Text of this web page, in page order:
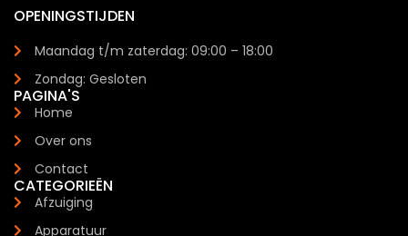
OPENINGSTIJDEN
Maandag t/m zaterdag: 09:00 – 18:00
Zondag: Gesloten
PAGINA'S
Home
Over ons
Contact
CATEGORIEËN
Afzuiging
Apparatuur